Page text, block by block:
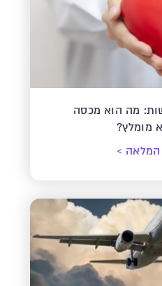
מה הוא מכסה
מומלץ?
>